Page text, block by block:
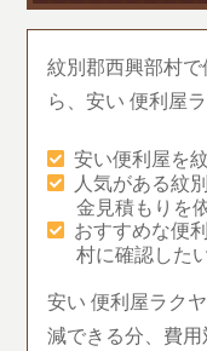
紋別郡西興部村
ら、安い 便利屋ラ
安い便利屋を
人気がある紋
金見積もりを
おすすめな便
村に確認したい
安い 便利屋ラク
減できる分、費